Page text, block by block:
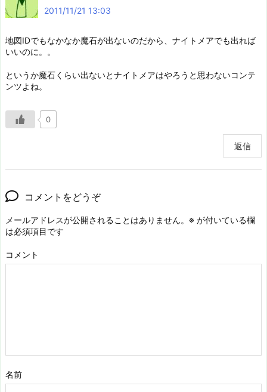
2011/11/21 13:03
地図IDでもなかなか魔石が出ないのだから、ナイトメアでも出れば
いいのに。。
というか魔石くらい出ないとナイトメアはやろうと思わないコンテ
ンツよね。
0
返信
コメントをどうぞ
メールアドレスが公開されることはありません。 ※ が付いている欄
は必須項目です
コメント
名前